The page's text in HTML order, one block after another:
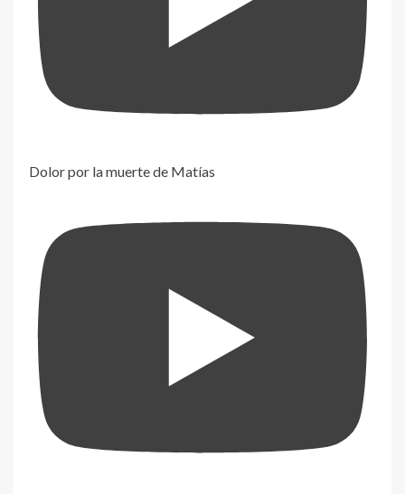
Dolor por la muerte de Matías